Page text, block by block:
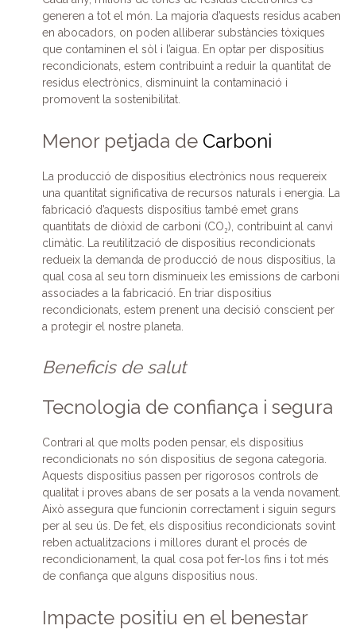
generen a tot el món. La majoria d’aquests residus acaben
en abocadors, on poden alliberar substàncies tòxiques
que contaminen el sòl i l’aigua. En optar per dispositius
recondicionats, estem contribuint a reduir la quantitat de
residus electrònics, disminuint la contaminació i
promovent la sostenibilitat.
Menor petjada de Carboni
La producció de dispositius electrònics nous requereix
una quantitat significativa de recursos naturals i energia. La
fabricació d’aquests dispositius també emet grans
quantitats de diòxid de carboni (CO₂), contribuint al canvi
climàtic. La reutilització de dispositius recondicionats
redueix la demanda de producció de nous dispositius, la
qual cosa al seu torn disminueix les emissions de carboni
associades a la fabricació. En triar dispositius
recondicionats, estem prenent una decisió conscient per
a protegir el nostre planeta.
Beneficis de salut
Tecnologia de confiança i segura
Contrari al que molts poden pensar, els dispositius
recondicionats no són dispositius de segona categoria.
Aquests dispositius passen per rigorosos controls de
qualitat i proves abans de ser posats a la venda novament.
Això assegura que funcionin correctament i siguin segurs
per al seu ús. De fet, els dispositius recondicionats sovint
reben actualitzacions i millores durant el procés de
recondicionament, la qual cosa pot fer-los fins i tot més
de confiança que alguns dispositius nous.
Impacte positiu en el benestar